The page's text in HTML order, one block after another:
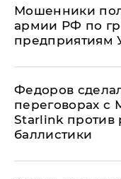
Мошенники
армии РФ по
предприятиям
Федоров
переговорах
Starlink против
баллистики